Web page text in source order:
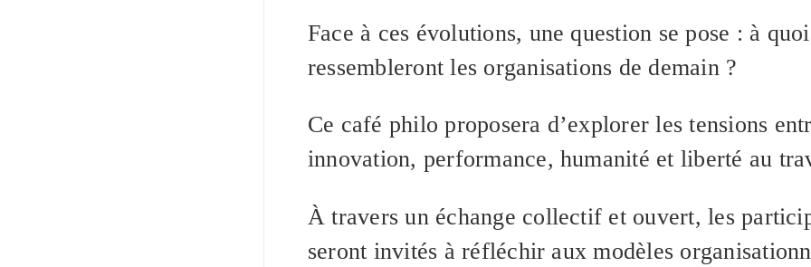
Face à ces évolutions, une question se pose : à quoi
ressembleront les organisations de demain ?
Ce café philo proposera d’explorer les tensions
innovation, performance, humanité et liberté au
À travers un échange collectif et ouvert, les
seront invités à réfléchir aux modèles